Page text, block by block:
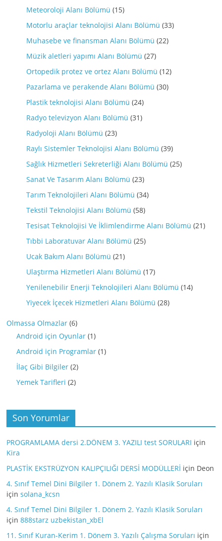
Meteoroloji Alanı Bölümü (15)
Motorlu araçlar teknolojisi Alanı Bölümü (33)
Muhasebe ve finansman Alanı Bölümü (22)
Müzik aletleri yapımı Alanı Bölümü (27)
Ortopedik protez ve ortez Alanı Bölümü (12)
Pazarlama ve perakende Alanı Bölümü (30)
Plastik teknolojisi Alanı Bölümü (24)
Radyo televizyon Alanı Bölümü (31)
Radyoloji Alanı Bölümü (23)
Raylı Sistemler Teknolojisi Alanı Bölümü (39)
Sağlık Hizmetleri Sekreterliği Alanı Bölümü (25)
Sanat Ve Tasarım Alanı Bölümü (23)
Tarım Teknolojileri Alanı Bölümü (34)
Tekstil Teknolojisi Alanı Bölümü (58)
Tesisat Teknolojisi Ve İklimlendirme Alanı Bölümü (21)
Tıbbi Laboratuvar Alanı Bölümü (25)
Ucak Bakım Alanı Bölümü (21)
Ulaştırma Hizmetleri Alanı Bölümü (17)
Yenilenebilir Enerji Teknolojileri Alanı Bölümü (14)
Yiyecek İçecek Hizmetleri Alanı Bölümü (28)
Olmassa Olmazlar (6)
Android için Oyunlar (1)
Android için Programlar (1)
İlaç Gibi Bilgiler (2)
Yemek Tarifleri (2)
Son Yorumlar
PROGRAMLAMA dersi 2.DÖNEM 3. YAZILI test SORULARI için
Kira
PLASTİK EKSTRÜZYON KALIPÇILIĞI DERSİ MODÜLLERİ için Deon
4. Sınıf Temel Dini Bilgiler 1. Dönem 2. Yazılı Klasik Soruları
içinsolana_kcsn
4. Sınıf Temel Dini Bilgiler 1. Dönem 2. Yazılı Klasik Soruları
için888starz uzbekistan_xbEl
11. Sınıf Kuran-Kerim 1. Dönem 3. Yazılı Çalışma Soruları için